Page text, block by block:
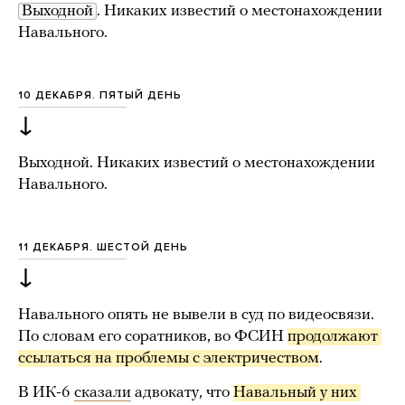
Выходной . Никаких известий о местонахождении
Навального.
10 ДЕКАБРЯ. ПЯТЫЙ ДЕНЬ
↓
Выходной. Никаких известий о местонахождении
Навального.
11 ДЕКАБРЯ. ШЕСТОЙ ДЕНЬ
↓
Навального опять не вывели в суд по видеосвязи.
По словам его соратников, во ФСИН продолжают
ссылаться на проблемы с электричеством.
В ИК-6 сказали адвокату, что Навальный у них